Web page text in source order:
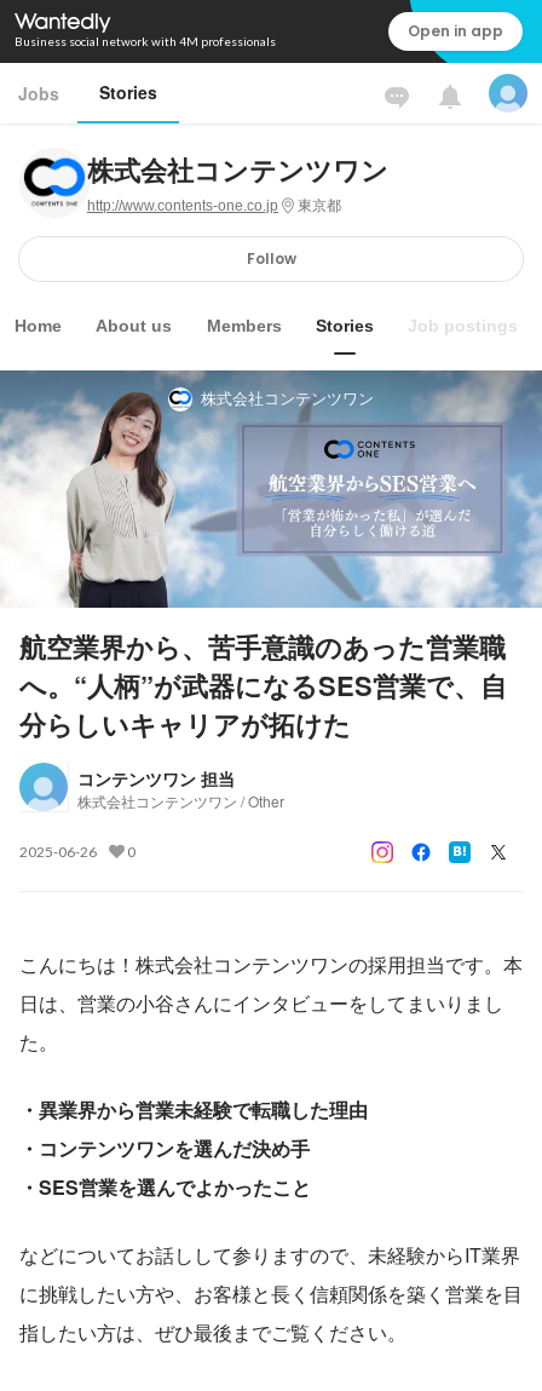
Business social network with 4M professionals Open in app
Jobs Stories
株式会社コンテンツワン
http://www.contents-one.co.jp 東京都
Follow
Home About us Members Stories Job postings
株式会社コンテンツワン
航空業界から、苦手意識のあった営業職
へ。“人柄”が武器になるSES営業で、自
分らしいキャリアが拓けた
コンテンツワン 担当
株式会社コンテンツワン / Other
2025-06-26 0
こんにちは！株式会社コンテンツワンの採用担当です。本
日は、営業の小谷さんにインタビューをしてまいりまし
た。
・異業界から営業未経験で転職した理由
・コンテンツワンを選んだ決め手
・SES営業を選んでよかったこと
​​などについてお話しして参りますので、未経験からIT業界
に挑戦したい方や、お客様と長く信頼関係を築く営業を目
指したい方は、ぜひ最後までご覧ください。